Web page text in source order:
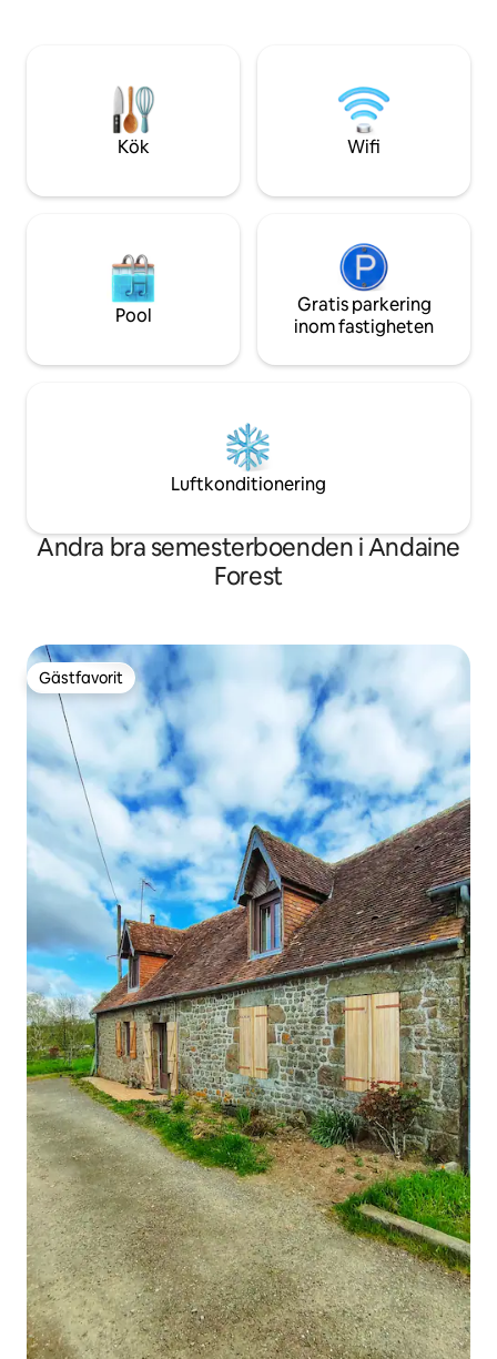
någon ljusförorening som stör utsikten.
Välkommen till vår förtrollande
egendom, ”Bocage Féérique”.
Kök Wifi
Pool
Gratis parkering
inom fastigheten
Luftkonditionering
Andra bra semesterboenden i Andaine
Forest
Gästfavorit
Gästfavorit